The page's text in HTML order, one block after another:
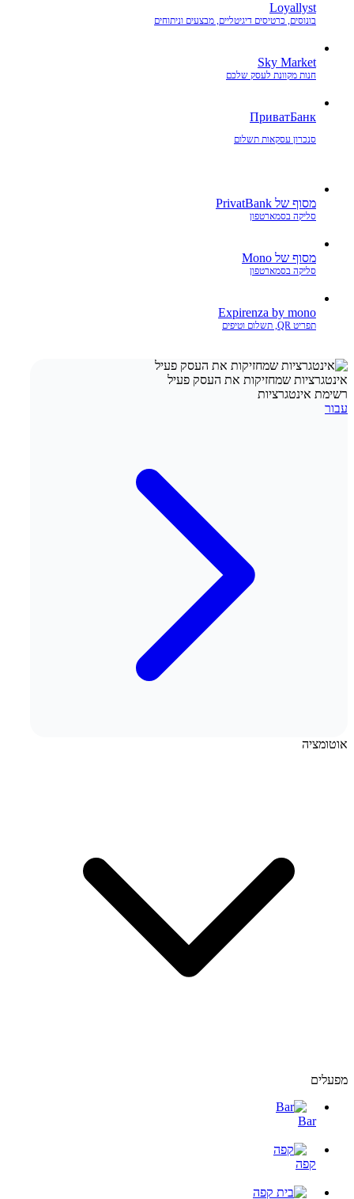
Loyallyst
בונוסים, כרטיסים דיגיטליים, מבצעים וניתוחים
Sky Market
חנות מקוונת לעסק שלכם
ПриватБанк
סנכרון עסקאות תשלום
מסוף של PrivatBank
סליקה בסמארטפון
מסוף של Mono
סליקה בסמארטפון
Expirenza by mono
תפריט QR, תשלום וטיפים
אינטגרציות שמחזיקות את העסק פעיל
רשימת אינטגרציות
עבור
אוטומציה
מפעלים
Bar
קפה